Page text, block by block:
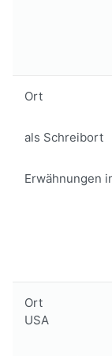
Ort
als Schreibort
Erwähnungen
Ort
USA